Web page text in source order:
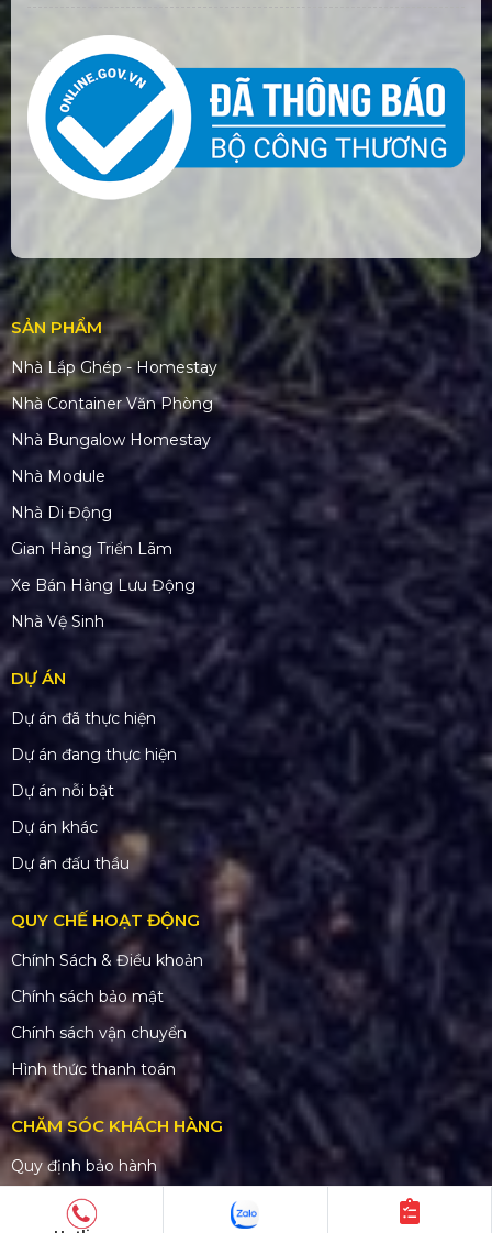
SẢN PHẨM
Nhà Lắp Ghép - Homestay
Nhà Container Văn Phòng
Nhà Bungalow Homestay
Nhà Module
Nhà Di Động
Gian Hàng Triển Lãm
Xe Bán Hàng Lưu Động
Nhà Vệ Sinh
DỰ ÁN
Dự án đã thực hiện
Dự án đang thực hiện
Dự án nỗi bật
Dự án khác
Dự án đấu thầu
QUY CHẾ HOẠT ĐỘNG
Chính Sách & Điều khoản
Chính sách bảo mật
Chính sách vận chuyển
Hình thức thanh toán
CHĂM SÓC KHÁCH HÀNG
Quy định bảo hành
Chính sách bán hàng